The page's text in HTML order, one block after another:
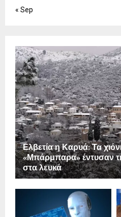
« Sep
Ελβετία η Καρυά: Τα
«Μπάρμπαρα» έντυσαν
στα λευκά